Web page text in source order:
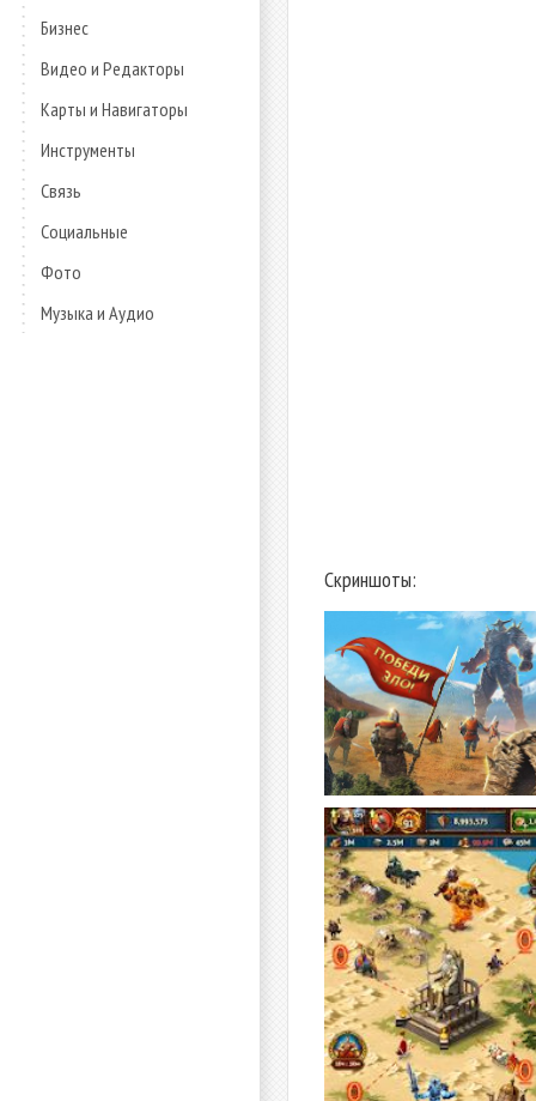
Бизнес
Видео и Редакторы
Карты и Навигаторы
Инструменты
Связь
Социальные
Фото
Музыка и Аудио
Скриншоты: